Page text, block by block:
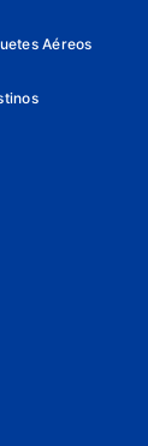
Aéreos